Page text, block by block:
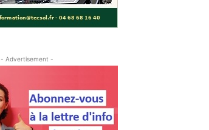
- Advertisement -